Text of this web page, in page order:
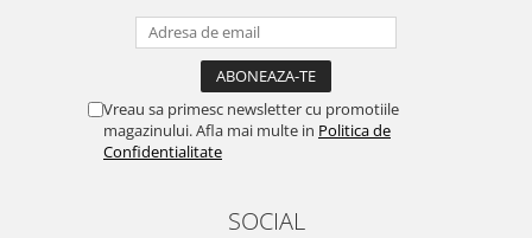
Vreau sa primesc newsletter cu promotiile
magazinului. Afla mai multe in Politica de
Confidentialitate
SOCIAL